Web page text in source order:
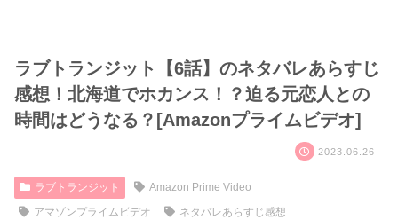
ラブトランジット【6話】のネタバレあらすじ
感想！北海道でホカンス！？迫る元恋人との
時間はどうなる？[Amazonプライムビデオ]
2023.06.26
ラブトランジット
Amazon Prime Video
アマゾンプライムビデオ
ネタバレあらすじ感想